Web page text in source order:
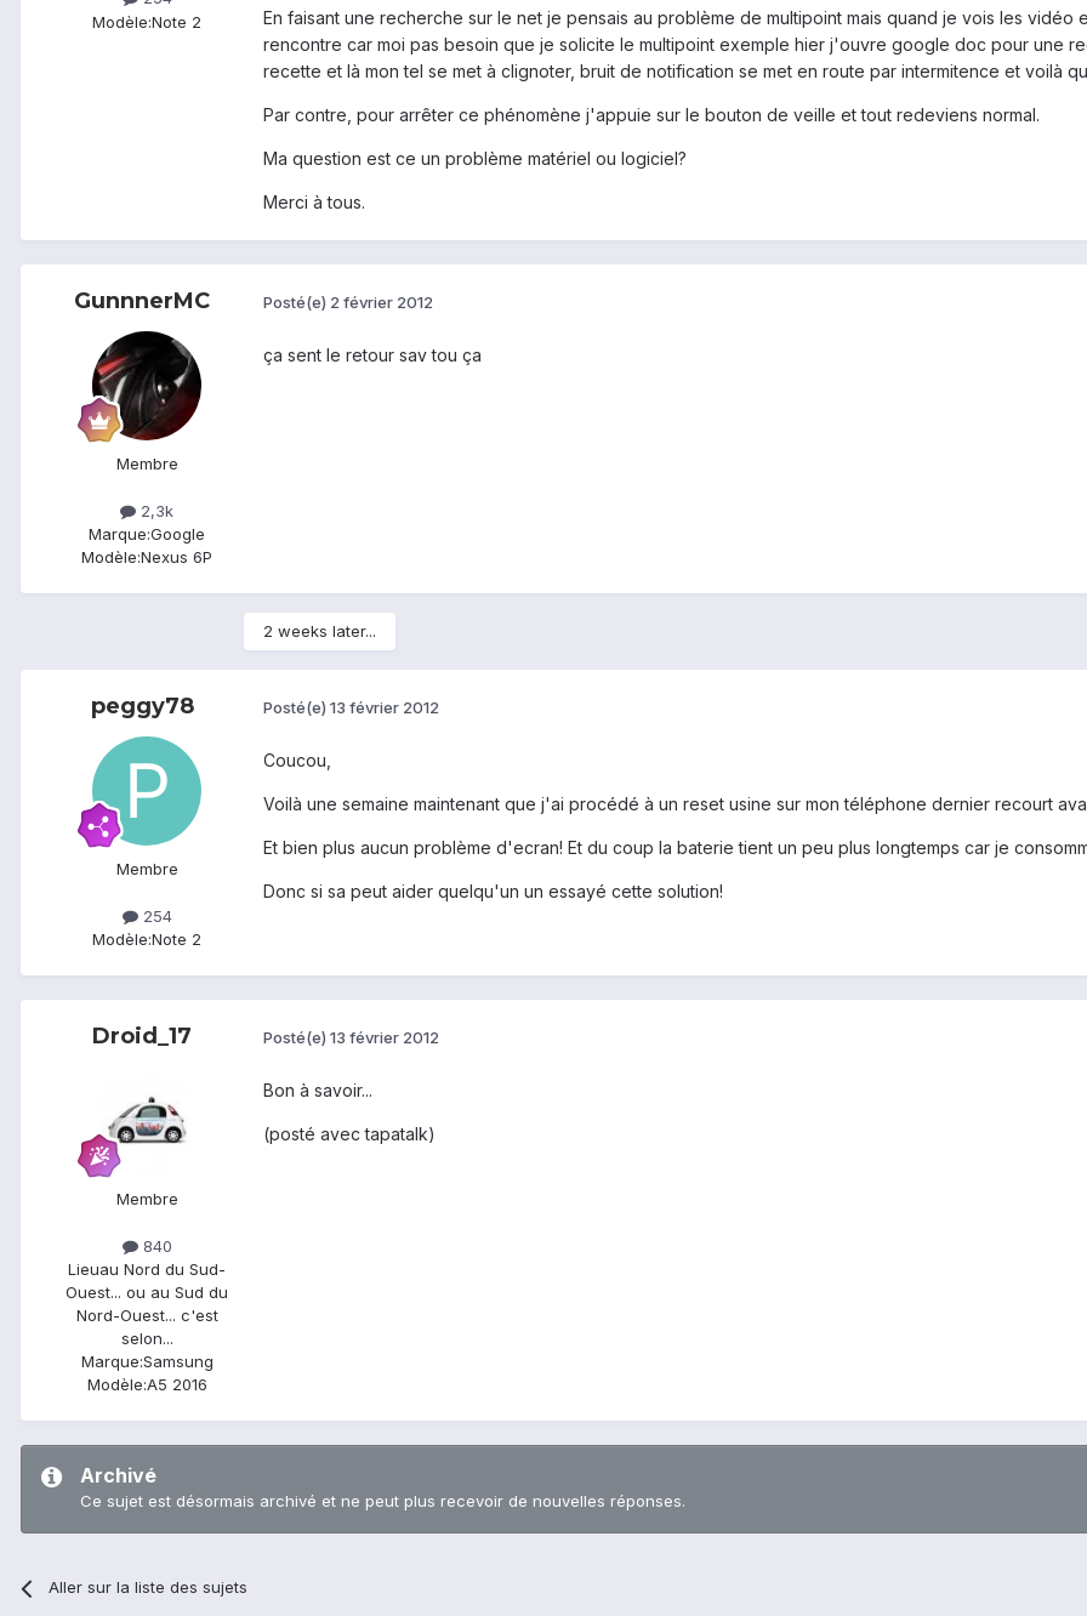
Modèle:Note 2 En faisant une recherche sur le net je pensais au problème de multipoint mais quand je vois les vidéo
rencontre car moi pas besoin que je solicite le multipoint exemple hier j'ouvre google doc pour une
recette et là mon tel se met à clignoter, bruit de notification se met en route par intermitence et voilà
Par contre, pour arrêter ce phénomène j'appuie sur le bouton de veille et tout redeviens normal.
Ma question est ce un problème matériel ou logiciel?
Merci à tous.
GunnnerMC
Membre
2,3k
Marque:Google
Modèle:Nexus 6P
Posté(e) 2 février 2012
ça sent le retour sav tou ça
2 weeks later...
peggy78
Membre
254
Modèle:Note 2
Posté(e) 13 février 2012
Coucou,
Voilà une semaine maintenant que j'ai procédé à un reset usine sur mon téléphone dernier recourt
Et bien plus aucun problème d'ecran! Et du coup la baterie tient un peu plus longtemps car je
Donc si sa peut aider quelqu'un un essayé cette solution!
Droid_17
Membre
840
Lieuau Nord du Sud-
Ouest... ou au Sud du
Nord-Ouest... c'est
selon...
Marque:Samsung
Modèle:A5 2016
Posté(e) 13 février 2012
Bon à savoir...
(posté avec tapatalk)
Archivé
Ce sujet est désormais archivé et ne peut plus recevoir de nouvelles réponses.
Aller sur la liste des sujets